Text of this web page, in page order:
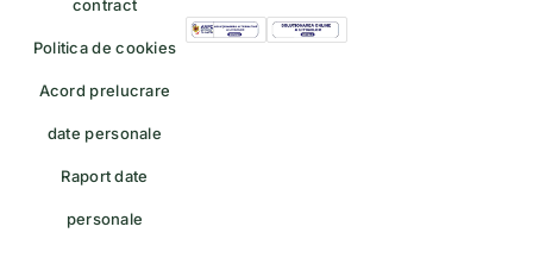
contract
Politica de cookies
Acord prelucrare
date personale
Raport date
personale